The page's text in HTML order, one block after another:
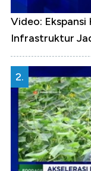
Video:
Infrastruktur
2.